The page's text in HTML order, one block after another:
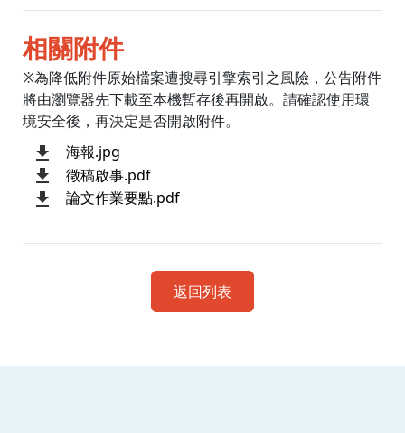
相關附件
※為降低附件原始檔案遭搜尋引擎索引之風險，公告附件
將由瀏覽器先下載至本機暫存後再開啟。請確認使用環
境安全後，再決定是否開啟附件。
海報.jpg
徵稿啟事.pdf
論文作業要點.pdf
返回列表